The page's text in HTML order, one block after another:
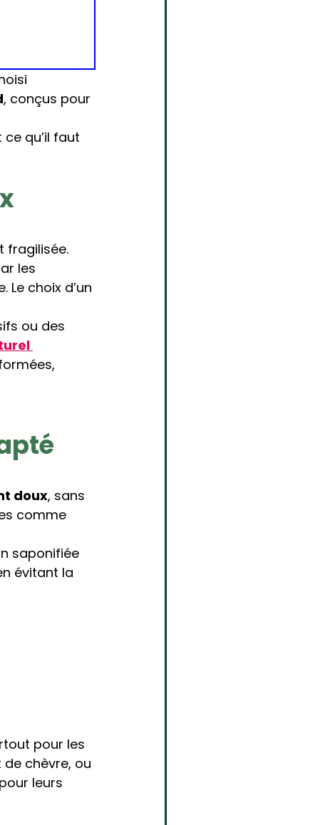
, conçus pour
qu’il faut
fragilisée.
les
choix d’un
ou des
doux, sans
comme
saponifiée
évitant la
pour les
chèvre, ou
leurs